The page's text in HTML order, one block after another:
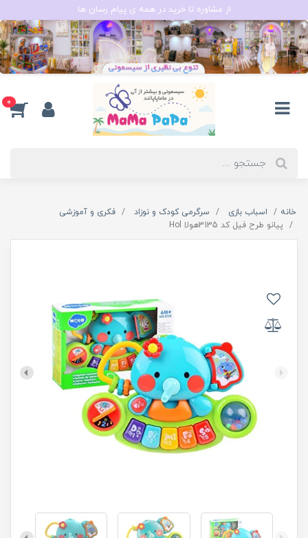
از مشاوره تا خرید در همه ی پیام رسان ها
0
خانه اسباب بازی سرگرمی کودک و نوزاد
فکری و آموزشی
پیانو طرح فیل کد 3135هولا Hol